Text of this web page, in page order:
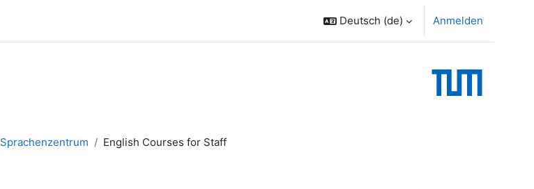
Deutsch ‎(de)‎ Anmelden
Sprachenzentrum English Courses for Staff